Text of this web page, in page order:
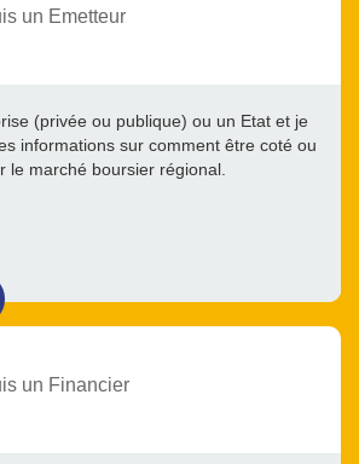
un Emetteur
(privée ou publique) ou un Etat et je
informations sur comment être coté ou
le marché boursier régional.
un Financier